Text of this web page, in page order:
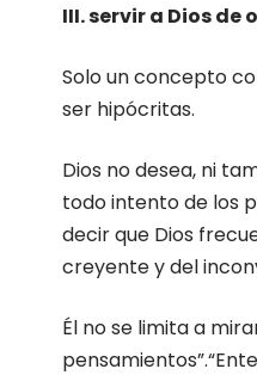
III. servir a Dios de
Solo un concepto
ser hipócritas.
Dios no desea, ni
todo intento de los
decir que Dios
creyente y del
Él no se limita a